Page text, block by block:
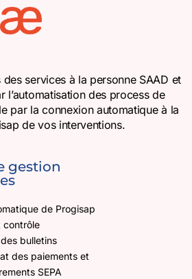
services à la personne SAAD et
l’automatisation des process de
par la connexion automatique à la
de vos interventions.
gestion
de Progisap
contrôle
bulletins
des paiements et
SEPA